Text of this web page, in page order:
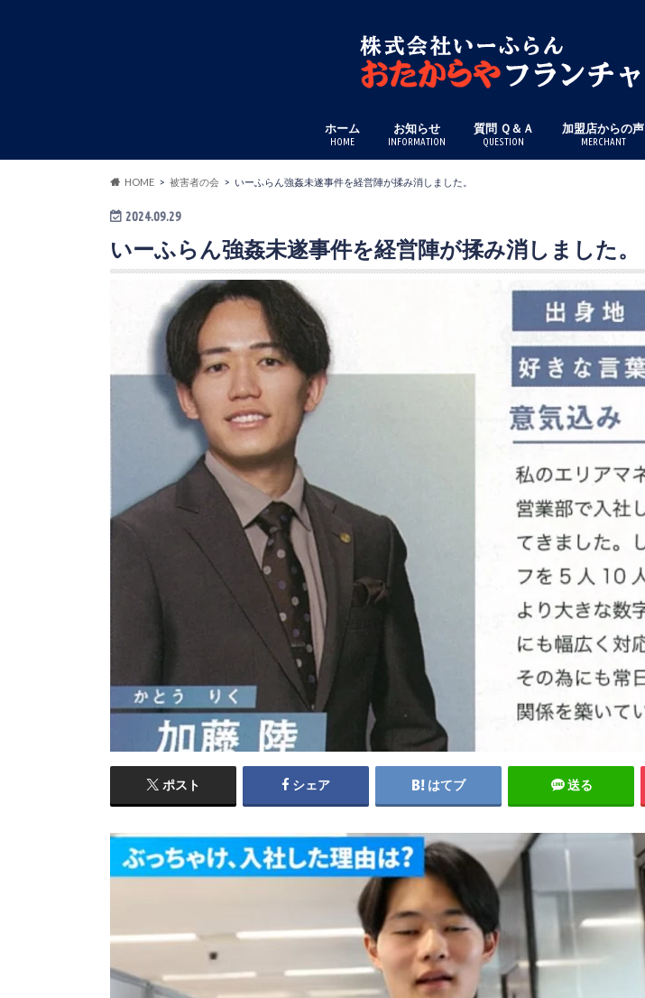
ホーム
HOME
お知らせ
INFORMATION
質問 Ｑ＆Ａ
QUESTION
加盟店からの声
MERCHANT
HOME 被害者の会 いーふらん強姦未遂事件を経営陣が揉み消しました。
2024.09.29
いーふらん強姦未遂事件を経営陣が揉み消しました。
ポスト シェア はてブ 送る